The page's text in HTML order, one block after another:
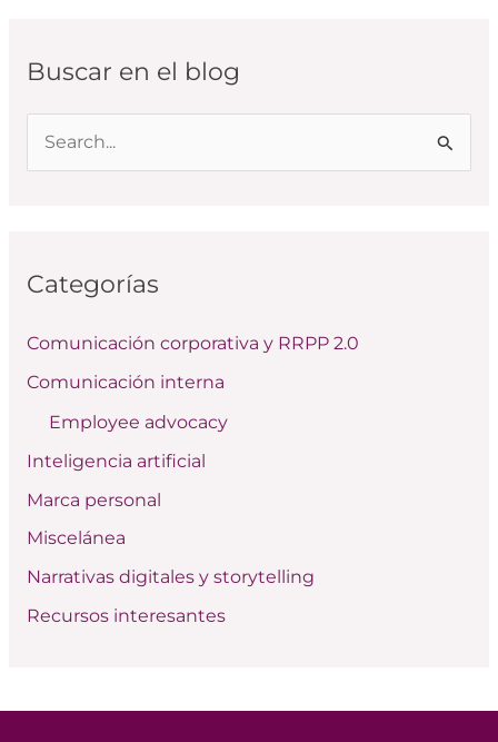
Buscar en el blog
a
p
o
:
Categorías
Comunicación corporativa y RRPP 2.0
Comunicación interna
Employee advocacy
Inteligencia artificial
Marca personal
Miscelánea
Narrativas digitales y storytelling
Recursos interesantes